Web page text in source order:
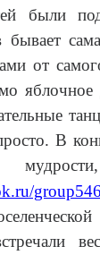
были
от
В